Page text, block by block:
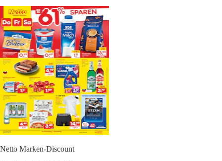
Netto Marken-Discount